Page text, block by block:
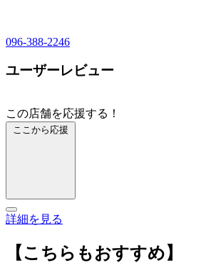
096-388-2246
ユーザーレビュー
この店舗を応援する！
ここから応援
詳細を見る
【こちらもおすすめ】